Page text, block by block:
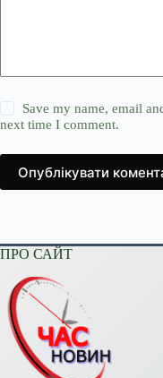
Save my name, email
next time I comment.
Опублікувати
ПРО САЙТ